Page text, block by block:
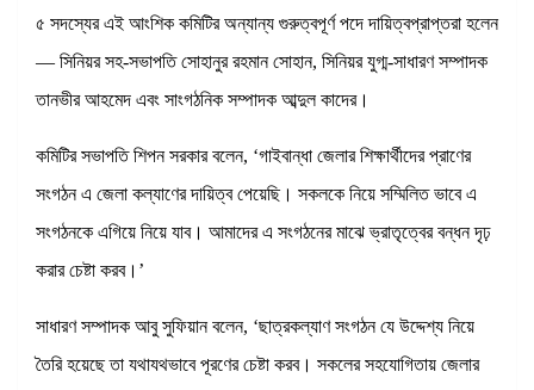
৫ সদস্যের এই আংশিক কমিটির অন্যান্য গুরুত্বপূর্ণ পদে দায়িত্বপ্রাপ্তরা হলেন
— সিনিয়র সহ-সভাপতি সোহানুর রহমান সোহান, সিনিয়র যুগ্ম-সাধারণ সম্পাদক
তানভীর আহমেদ এবং সাংগঠনিক সম্পাদক আব্দুল কাদের।
কমিটির সভাপতি শিপন সরকার বলেন, ‘গাইবান্ধা জেলার শিক্ষার্থীদের প্রাণের
সংগঠন এ জেলা কল্যাণের দায়িত্ব পেয়েছি। সকলকে নিয়ে সম্মিলিত ভাবে এ
সংগঠনকে এগিয়ে নিয়ে যাব। আমাদের এ সংগঠনের মাঝে ভ্রাতৃত্বের বন্ধন দৃঢ়
করার চেষ্টা করব।’
সাধারণ সম্পাদক আবু সুফিয়ান বলেন, ‘ছাত্রকল্যাণ সংগঠন যে উদ্দেশ্য নিয়ে
তৈরি হয়েছে তা যথাযথভাবে পূরণের চেষ্টা করব। সকলের সহযোগিতায় জেলার